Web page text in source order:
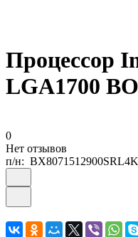
Процессор
LGA1700
0
Нет отзывов
п/н: BX8071512900SRL4K